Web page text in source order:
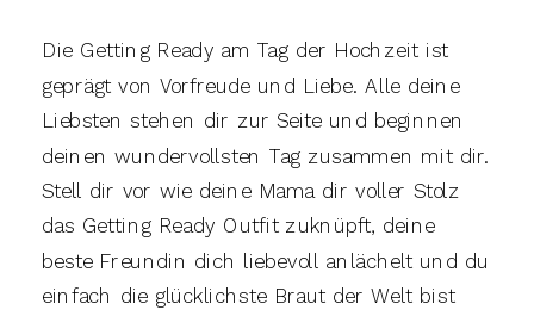
Die Getting Ready am Tag der Hochzeit ist
geprägt von Vorfreude und Liebe. Alle deine
Liebsten stehen dir zur Seite und beginnen
deinen wundervollsten Tag zusammen mit dir.
Stell dir vor wie deine Mama dir voller Stolz
das Getting Ready Outfit zuknüpft, deine
beste Freundin dich liebevoll anlächelt und du
einfach die glücklichste Braut der Welt bist